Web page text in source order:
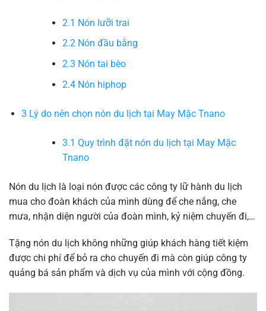
2.1 Nón lưỡi trai
2.2Nón đầu bằng
2.3 Nón tai bèo
2.4Nón hiphop
3 Lý do nên chọn nón du lịch tại May Mặc Tnano
3.1 Quy trình đặt nón du lịch tại May Mặc
Tnano
Nón du lịch là loại nón được các công ty lữ hành du lịch
mua cho đoàn khách của mình dùng để che nắng, che
mưa, nhận diện người của đoàn mình, kỷ niệm chuyến đi,…
Tặng nón du lịch không những giúp khách hàng tiết kiệm
được chi phí để bỏ ra cho chuyến đi mà còn giúp công ty
quảng bá sản phẩm và dịch vụ của mình với cộng đồng.